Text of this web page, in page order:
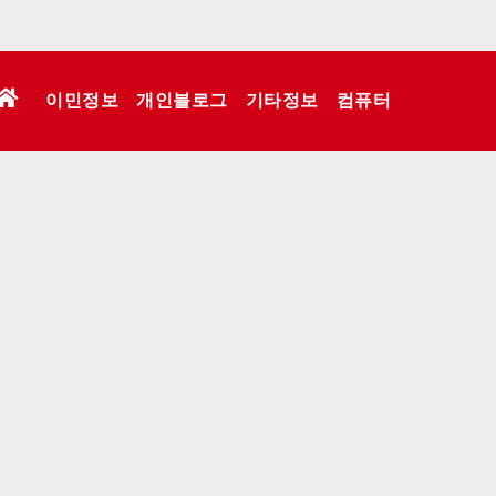
이민정보 개인블로그 기타정보 컴퓨터